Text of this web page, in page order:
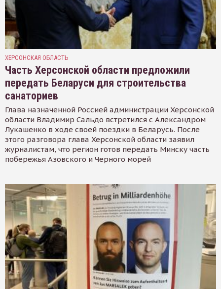
ХЕРСОНСКАЯ ОБЛАСТЬ
Часть Херсонской области предложили
передать Беларуси для строительства
санаториев
Глава назначенной Россией администрации Херсонской
области Владимир Сальдо встретился с Александром
Лукашенко в ходе своей поездки в Беларусь. После
этого разговора глава Херсонской области заявил
журналистам, что регион готов передать Минску часть
побережья Азовского и Черного морей